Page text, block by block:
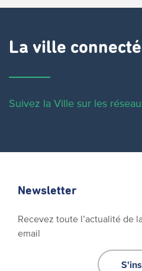
La ville
Suivez la Ville sur les
Newsletter
Recevez toute l’actualité de
email